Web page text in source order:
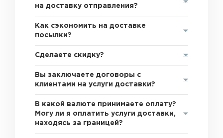
на доставку отправления?
Как сэкономить на доставке
посылки?
Сделаете скидку?
Вы заключаете договоры с
клиентами на услуги доставки?
В какой валюте принимаете оплату?
Могу ли я оплатить услуги доставки,
находясь за границей?